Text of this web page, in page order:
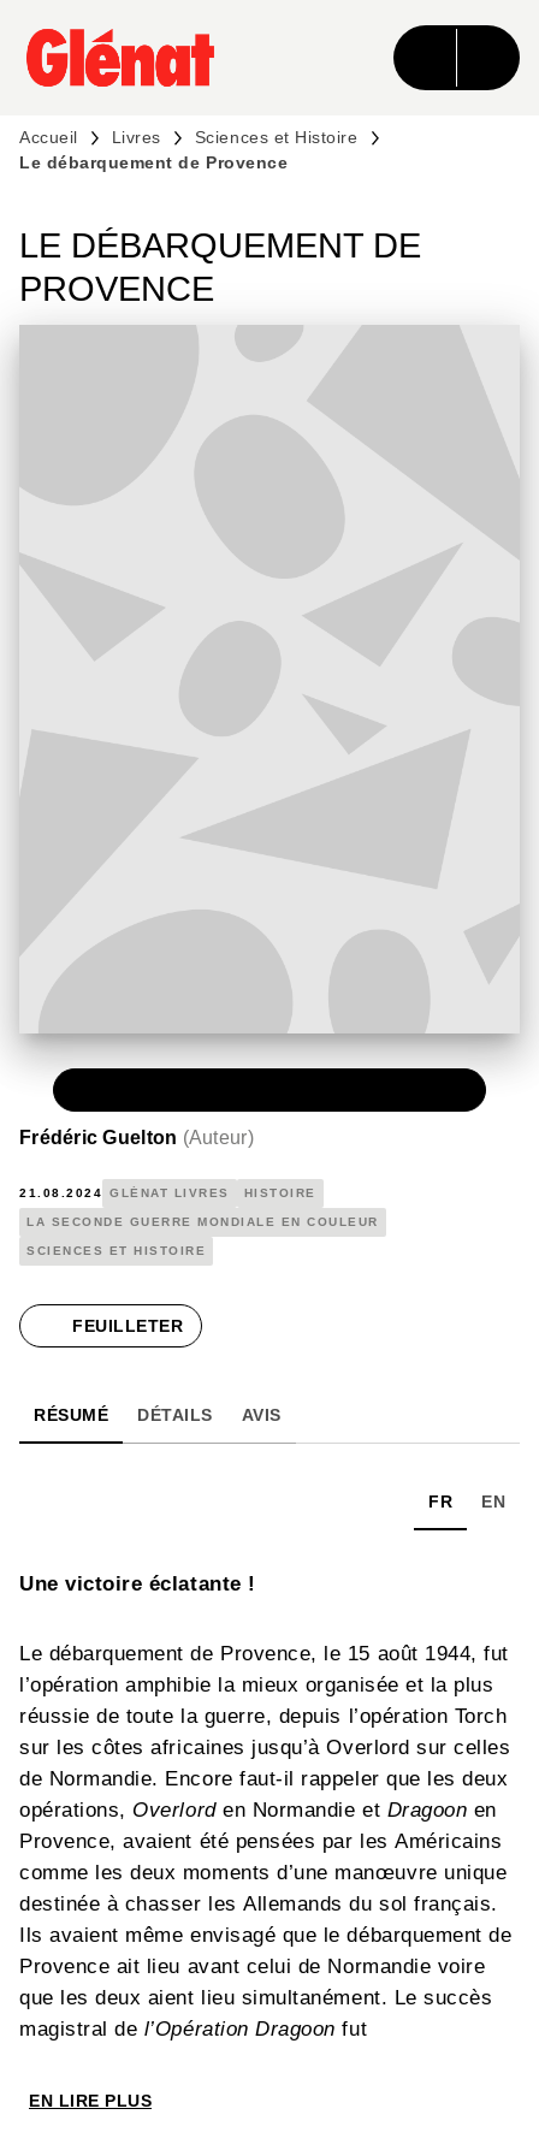
MENU RECHERCHE CONTENU
PIED DE PAGE
Accueil Livres
Sciences et Histoire
Le débarquement de Provence
LE DÉBARQUEMENT DE
PROVENCE
Frédéric Guelton (Auteur)
21.08.2024 GLÉNAT LIVRES HISTOIRE
LA SECONDE GUERRE MONDIALE EN COULEUR
SCIENCES ET HISTOIRE
FEUILLETER
RÉSUMÉ DÉTAILS AVIS
FR EN
Une victoire éclatante !
Le débarquement de Provence, le 15 août 1944, fut
l’opération amphibie la mieux organisée et la plus
réussie de toute la guerre, depuis l’opération Torch
sur les côtes africaines jusqu’à Overlord sur celles
de Normandie. Encore faut-il rappeler que les deux
opérations, Overlorden Normandie et Dragoon en
Provence, avaient été pensées par les Américains
comme les deux moments d’une manœuvre unique
destinée à chasser les Allemands du sol français.
Ils avaient même envisagé que le débarquement de
Provence ait lieu avant celui de Normandie voire
que les deux aient lieu simultanément. Le succès
magistral de l’Opération Dragoon fut
mémorielle » dans laquelle il a été depuis, relégué.
EN LIRE PLUS